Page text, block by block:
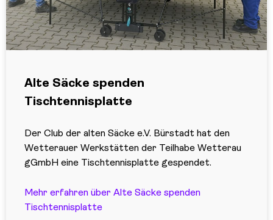
Alte Säcke spenden
Tischtennisplatte
Der Club der alten Säcke e.V. Bürstadt hat den
Wetterauer Werkstätten der Teilhabe Wetterau
gGmbH eine Tischtennisplatte gespendet.
Mehr erfahren über Alte Säcke spenden
Tischtennisplatte